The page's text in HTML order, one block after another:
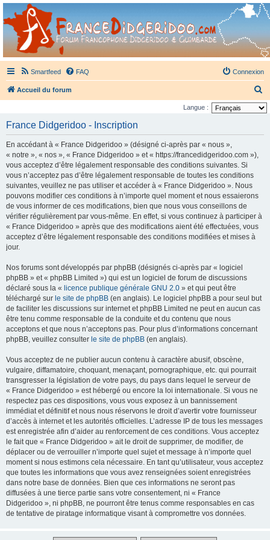
France Didgeridoo
Didgeridoo et Guimbarde sur France Didgeridoo - retrouvez la communauté.
Smartfeed FAQ Connexion
Accueil du forum
e
h
Langue :
France Didgeridoo - Inscription
En accédant à « France Didgeridoo » (désigné ci-après par « nous »,
« notre », « nos », « France Didgeridoo » et « https://francedidgeridoo.com »),
vous acceptez d’être légalement responsable des conditions suivantes. Si
vous n’acceptez pas d’être légalement responsable de toutes les conditions
suivantes, veuillez ne pas utiliser et accéder à « France Didgeridoo ». Nous
pouvons modifier ces conditions à n’importe quel moment et nous essaierons
de vous informer de ces modifications, bien que nous vous conseillons de
vérifier régulièrement par vous-même. En effet, si vous continuez à participer à
« France Didgeridoo » après que des modifications aient été effectuées, vous
acceptez d’être légalement responsable des conditions modifiées et mises à
jour.
Nos forums sont développés par phpBB (désignés ci-après par « logiciel
phpBB » et « phpBB Limited ») qui est un logiciel de forum de discussions
déclaré sous la « licence publique générale GNU 2.0 » et qui peut être
téléchargé sur le site de phpBB (en anglais). Le logiciel phpBB a pour seul but
de faciliter les discussions sur internet et phpBB Limited ne peut en aucun cas
être tenu comme responsable de la conduite et du contenu que nous
acceptons et que nous n’acceptons pas. Pour plus d’informations concernant
phpBB, veuillez consulter le site de phpBB (en anglais).
Vous acceptez de ne publier aucun contenu à caractère abusif, obscène,
vulgaire, diffamatoire, choquant, menaçant, pornographique, etc. qui pourrait
transgresser la législation de votre pays, du pays dans lequel le serveur de
« France Didgeridoo » est hébergé ou encore la loi internationale. Si vous ne
respectez pas ces dispositions, vous vous exposez à un bannissement
immédiat et définitif et nous nous réservons le droit d’avertir votre fournisseur
d’accès à internet et les autorités officielles. L’adresse IP de tous les messages
est enregistrée afin d’aider au renforcement de ces conditions. Vous acceptez
le fait que « France Didgeridoo » ait le droit de supprimer, de modifier, de
déplacer ou de verrouiller n’importe quel sujet et message à n’importe quel
moment si nous estimons cela nécessaire. En tant qu’utilisateur, vous acceptez
que toutes les informations que vous avez renseignées soient enregistrées
dans notre base de données. Bien que ces informations ne seront pas
diffusées à une tierce partie sans votre consentement, ni « France
Didgeridoo », ni phpBB, ne pourront être tenus comme responsables en cas
de tentative de piratage informatique visant à compromettre vos données.